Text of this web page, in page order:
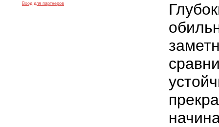
Вход для партнеров